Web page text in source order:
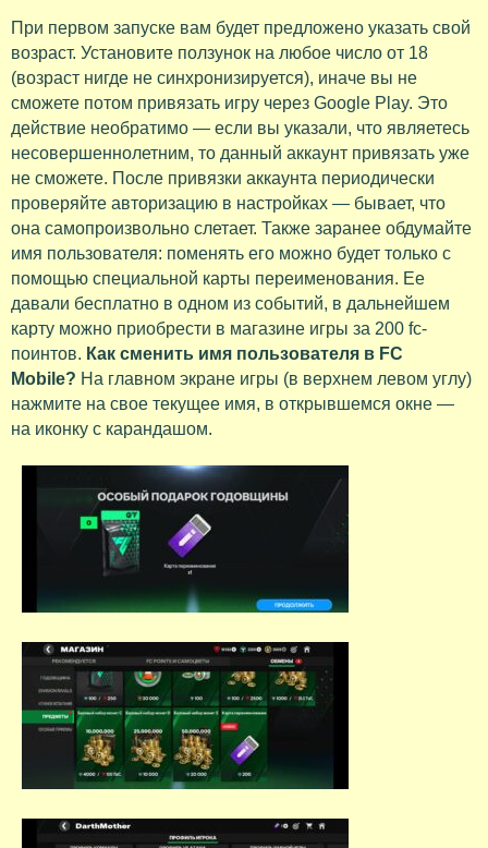
При первом запуске вам будет предложено указать свой
возраст. Установите ползунок на любое число от 18
(возраст нигде не синхронизируется), иначе вы не
сможете потом привязать игру через Google Play. Это
действие необратимо — если вы указали, что являетесь
несовершеннолетним, то данный аккаунт привязать уже
не сможете. После привязки аккаунта периодически
проверяйте авторизацию в настройках — бывает, что
она самопроизвольно слетает. Также заранее обдумайте
имя пользователя: поменять его можно будет только с
помощью специальной карты переименования. Ее
давали бесплатно в одном из событий, в дальнейшем
карту можно приобрести в магазине игры за 200 fc-
поинтов. Как сменить имя пользователя в FC
Mobile? На главном экране игры (в верхнем левом углу)
нажмите на свое текущее имя, в открывшемся окне —
на иконку с карандашом.